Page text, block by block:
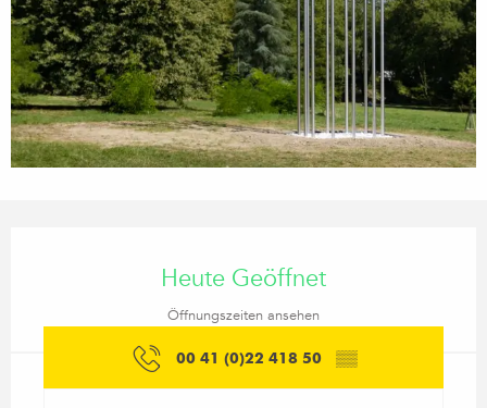
Heute Geöffnet
Öffnungszeiten ansehen
00 41 (0)22 418 50 ▒▒